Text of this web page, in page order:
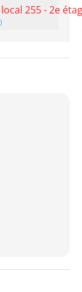
255 - 2e